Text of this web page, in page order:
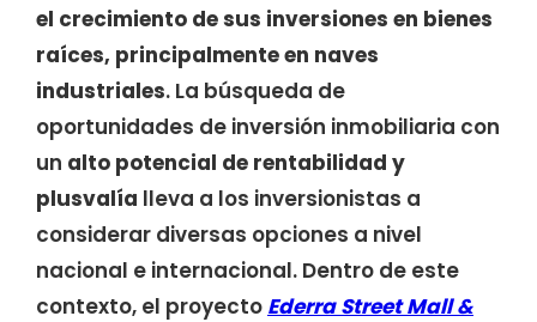
el crecimiento de sus inversiones en bienes
raíces, principalmente en naves
industriales. La búsqueda de
oportunidades de inversión inmobiliaria con
un alto potencial de rentabilidad y
plusvalía lleva a los inversionistas a
considerar diversas opciones a nivel
nacional e internacional. Dentro de este
contexto, el proyecto Ederra Street Mall &